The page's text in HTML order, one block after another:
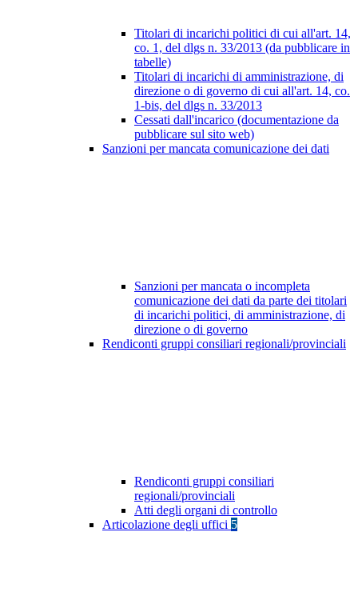
Titolari di incarichi politici di cui all'art. 14,
co. 1, del dlgs n. 33/2013 (da pubblicare in
tabelle)
Titolari di incarichi di amministrazione, di
direzione o di governo di cui all'art. 14, co.
1-bis, del dlgs n. 33/2013
Cessati dall'incarico (documentazione da
pubblicare sul sito web)
Sanzioni per mancata comunicazione dei dati
Sanzioni per mancata o incompleta
comunicazione dei dati da parte dei titolari
di incarichi politici, di amministrazione, di
direzione o di governo
Rendiconti gruppi consiliari regionali/provinciali
Rendiconti gruppi consiliari
regionali/provinciali
Atti degli organi di controllo
Articolazione degli uffici 5